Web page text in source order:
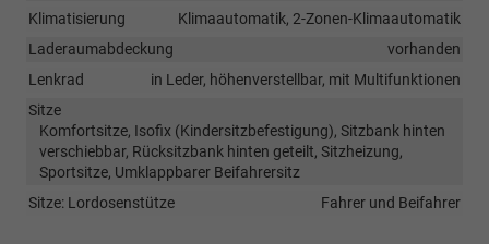
Klimatisierung
Klimaautomatik, 2-Zonen-Klimaautomatik
Laderaumabdeckung
vorhanden
Lenkrad
in Leder, höhenverstellbar, mit Multifunktionen
Sitze
Komfortsitze, Isofix (Kindersitzbefestigung), Sitzbank hinten
verschiebbar, Rücksitzbank hinten geteilt, Sitzheizung,
Sportsitze, Umklappbarer Beifahrersitz
Sitze: Lordosenstütze
Fahrer und Beifahrer